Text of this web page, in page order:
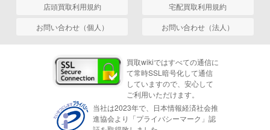
店頭買取利用規約
宅配買取利用規約
お問い合わせ（個人）
お問い合わせ（法人）
買取wikiではすべての通信に
て常時SSL暗号化して通信
していますので、安心して
ご利用いただけます。
当社は2023年で、日本情報経済社会推
進協会より「プライバシーマーク」認